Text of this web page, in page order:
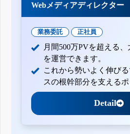
Webメディアディレクター
業務委託 正社員
月間500万PVを超える
を運営できます。
これから勢いよく伸び
スの根幹部分を支えるポ
Detail